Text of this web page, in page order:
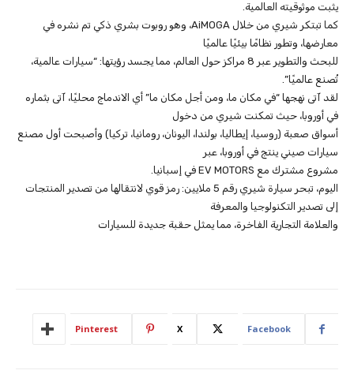
يثبت موثوقيته العالمية.
كما تبتكر شيري من خلال AiMOGA، وهو روبوت بشري ذكي تم نشره في
معارضها، وتطور نظامًا بيئيًا عالميًا
للبحث والتطوير عبر 8 مراكز حول العالم، مما يجسد رؤيتها: “سيارات عالمية،
تُصنع عالميًا”.
لقد آتى نهجها “في مكان ما، ومن أجل مكان ما” أي الاندماج محليًا، آتى بثماره
في أوروبا، حيث تمكنت شيري من دخول
أسواق صعبة (روسيا، إيطاليا، بولندا، اليونان، رومانيا، تركيا) وأصبحت أول مصنع
سيارات صيني ينتج في أوروبا، عبر
مشروع مشترك مع EV MOTORS في إسبانيا.
اليوم، تبحر سيارة شيري رقم 5 ملايين: رمز قوي لانتقالها من تصدير المنتجات
إلى تصدير التكنولوجيا والمعرفة
والعلامة التجارية الفاخرة، مما يمثل حقبة جديدة للسيارات
Facebook
X
Pinterest